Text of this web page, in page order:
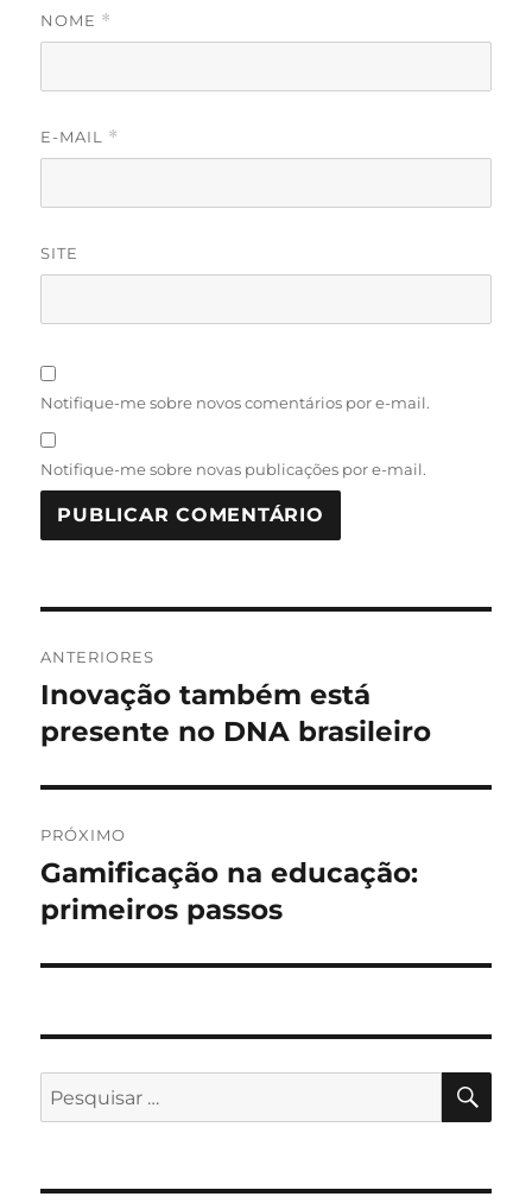
NOME *
E-MAIL *
SITE
Notifique-me sobre novos comentários por e-mail.
Notifique-me sobre novas publicações por e-mail.
de
Post
ANTERIORES
Post
anterior:
Inovação também está
presente no DNA brasileiro
PRÓXIMO
Próximo
post:
Gamificação na educação:
primeiros passos
Pesquisar
por: